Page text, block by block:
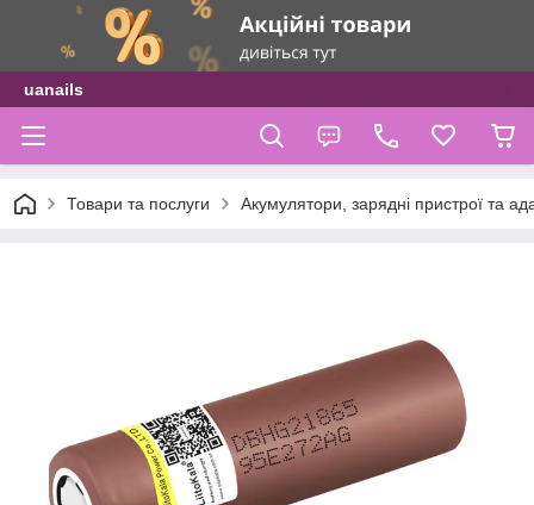
uanails
Товари та послуги Акумулятори, зарядні пристрої та